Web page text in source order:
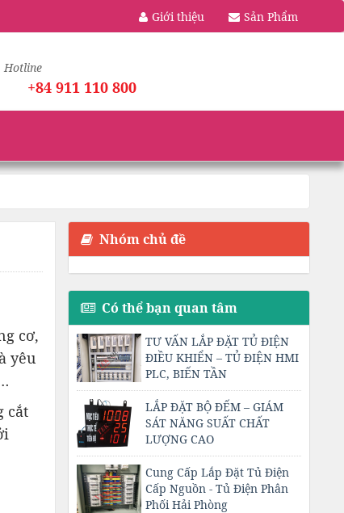
Giới thiệu Sản Phẩm
Hotline
+84 911 110 800
cơ,
yêu
cắt
Nhóm chủ đề
Có thể bạn quan tâm
TƯ VẤN LẮP ĐẶT TỦ ĐIỆN
ĐIỀU KHIỂN – TỦ ĐIỆN HMI
PLC, BIẾN TẦN
LẮP ĐẶT BỘ ĐẾM – GIÁM
SÁT NĂNG SUẤT CHẤT
LƯỢNG CAO
Cung Cấp Lắp Đặt Tủ Điện
Cấp Nguồn - Tủ Điện Phân
Phối Hải Phòng